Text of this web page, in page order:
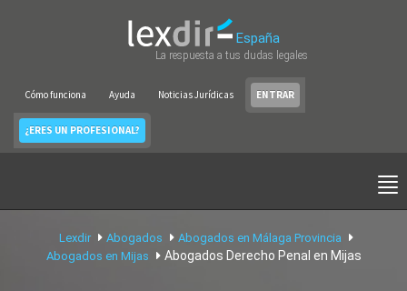
España
La respuesta a tus dudas legales
Cómo funciona Ayuda Noticias Jurídicas ENTRAR
¿ERES UN PROFESIONAL?
Lexdir Abogados
Abogados en Málaga Provincia
Abogados en Mijas
Abogados Derecho Penal en Mijas